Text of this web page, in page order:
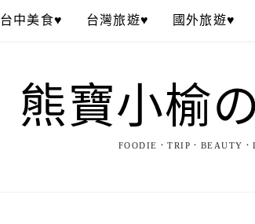
台中美食♥ 台灣旅遊♥ 國外旅遊♥
熊寶小榆
FOODIE．TRIP．BEAUTY